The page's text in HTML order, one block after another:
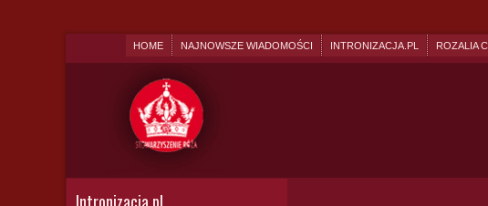
HOME NAJNOWSZE WIADOMOŚCI INTRONIZACJA.PL ROZALIA